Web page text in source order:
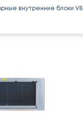
внутренние блоки V8